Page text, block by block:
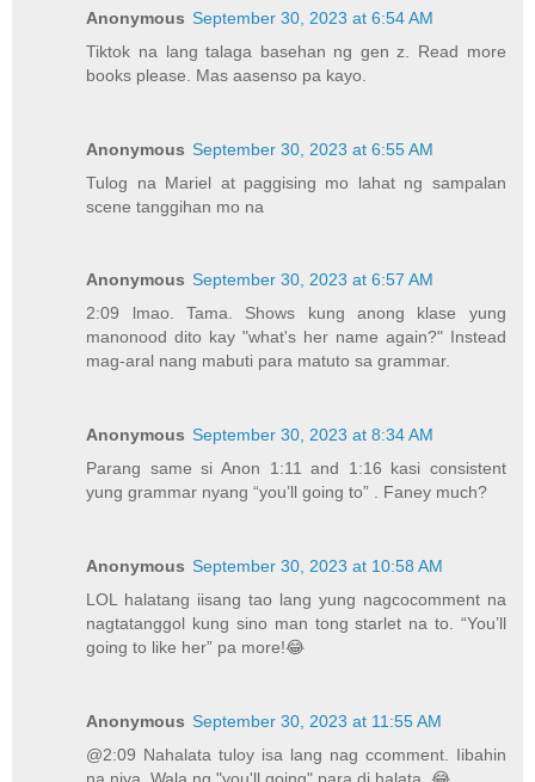
Anonymous September 30, 2023 at 6:54 AM
Tiktok na lang talaga basehan ng gen z. Read more
books please. Mas aasenso pa kayo.
Anonymous September 30, 2023 at 6:55 AM
Tulog na Mariel at paggising mo lahat ng sampalan
scene tanggihan mo na
Anonymous September 30, 2023 at 6:57 AM
2:09 lmao. Tama. Shows kung anong klase yung
manonood dito kay "what's her name again?" Instead
mag-aral nang mabuti para matuto sa grammar.
Anonymous September 30, 2023 at 8:34 AM
Parang same si Anon 1:11 and 1:16 kasi consistent
yung grammar nyang “you’ll going to” . Faney much?
Anonymous September 30, 2023 at 10:58 AM
LOL halatang iisang tao lang yung nagcocomment na
nagtatanggol kung sino man tong starlet na to. “You’ll
going to like her” pa more!😂
Anonymous September 30, 2023 at 11:55 AM
@2:09 Nahalata tuloy isa lang nag ccomment. Iibahin